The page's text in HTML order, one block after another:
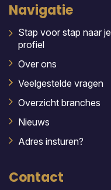
Navigatie
Stap voor stap naar je
profiel
Over ons
Veelgestelde vragen
Overzicht branches
Nieuws
Adres insturen?
Contact